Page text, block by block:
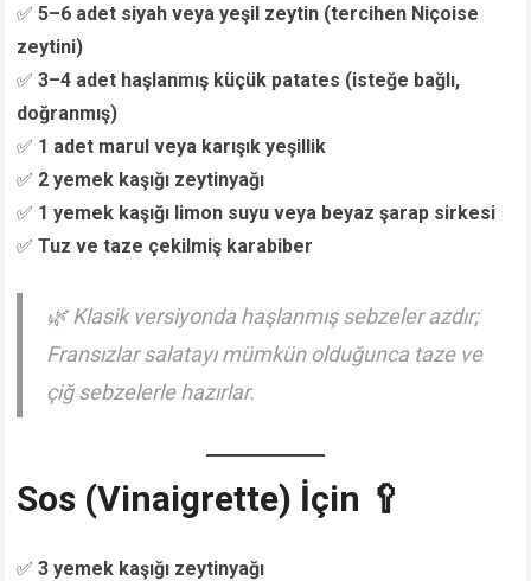
✅5–6 adet siyah veya yeşil zeytin (tercihen Niçoise
zeytini)
✅3–4 adet haşlanmış küçük patates (isteğe bağlı,
doğranmış)
✅ 1 adet marul veya karışık yeşillik
✅ 2 yemek kaşığı zeytinyağı
✅ 1 yemek kaşığı limon suyu veya beyaz şarap sirkesi
✅Tuz ve taze çekilmiş karabiber
🌿Klasik versiyonda haşlanmış sebzeler azdır;
Fransızlar salatayı mümkün olduğunca taze ve
çiğ sebzelerle hazırlar.
Sos (Vinaigrette) İçin 🥄
✅3 yemek kaşığı zeytinyağı